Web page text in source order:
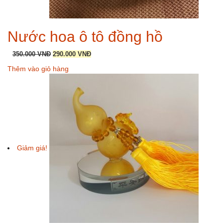
Nước hoa ô tô đồng hồ
350.000VNĐ Giá
là:
290.000 VNĐGiá
Thêm vào giỏ hàng
Giảm giá!